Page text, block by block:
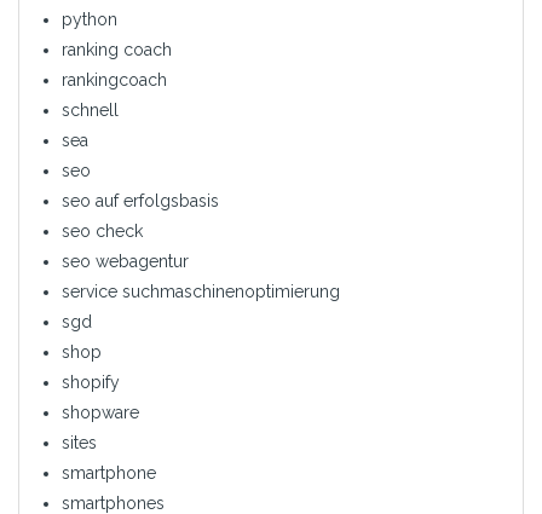
python
ranking coach
rankingcoach
schnell
sea
seo
seo auf erfolgsbasis
seo check
seo webagentur
service suchmaschinenoptimierung
sgd
shop
shopify
shopware
sites
smartphone
smartphones